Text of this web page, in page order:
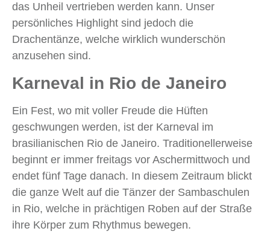
das Unheil vertrieben werden kann. Unser
persönliches Highlight sind jedoch die
Drachentänze, welche wirklich wunderschön
anzusehen sind.
Karneval in Rio de Janeiro
Ein Fest, wo mit voller Freude die Hüften
geschwungen werden, ist der Karneval im
brasilianischen Rio de Janeiro. Traditionellerweise
beginnt er immer freitags vor Aschermittwoch und
endet fünf Tage danach. In diesem Zeitraum blickt
die ganze Welt auf die Tänzer der Sambaschulen
in Rio, welche in prächtigen Roben auf der Straße
ihre Körper zum Rhythmus bewegen.